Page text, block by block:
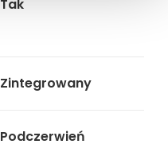
Tak
Zintegrowany
Podczerwień